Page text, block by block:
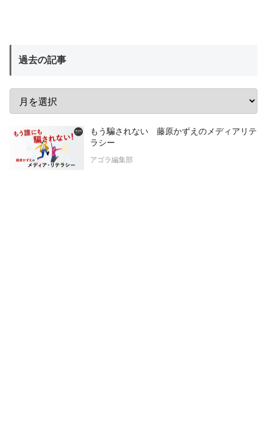
過去の記事
もう騙されない 藤原かずえのメディアリテ
ラシー
アゴラ編集部